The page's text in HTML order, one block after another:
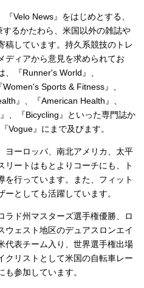
Velo News』をはじめとする、
るかたわら、米国以外の雑誌や
稿しています。持久系競技のトレ
ディアから意見を求められてお
、『Runner's World』、
Sports & Fitness』、
』、『American Health』、
、『Bicycling』といった専門誌か
Vogue』にまで及びます。
ヨーロッパ、南北アメリカ、太平
リートはもとよりコーチにも、ト
を行っています。また、フィット
としても活躍しています。
ラド州マスターズ選手権優勝、ロ
ウェスト地区のデュアスロンエイ
代表チーム入り、世界選手権出場
クリストとして米国の自転車レー
参加しています。